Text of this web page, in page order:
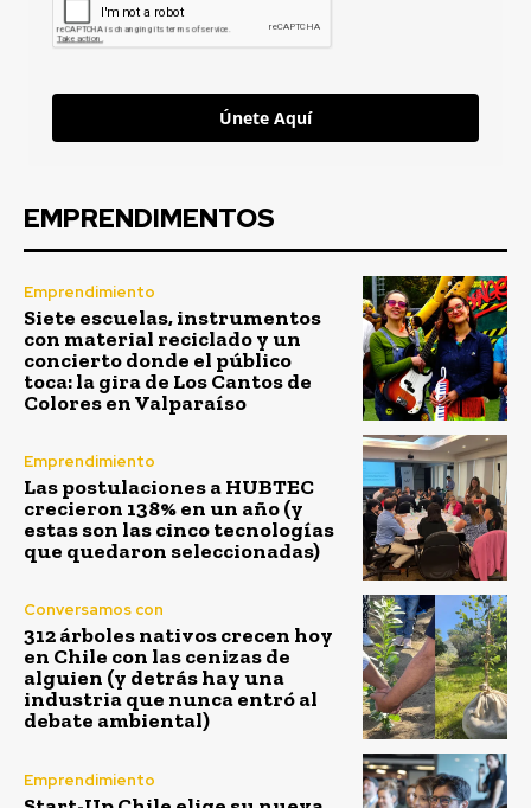
Únete Aquí
EMPRENDIMENTOS
Emprendimiento
Siete escuelas, instrumentos
con material reciclado y un
concierto donde el público
toca: la gira de Los Cantos de
Colores en Valparaíso
Emprendimiento
Las postulaciones a HUBTEC
crecieron 138% en un año (y
estas son las cinco tecnologías
que quedaron seleccionadas)
Conversamos con
312 árboles nativos crecen hoy
en Chile con las cenizas de
alguien (y detrás hay una
industria que nunca entró al
debate ambiental)
Emprendimiento